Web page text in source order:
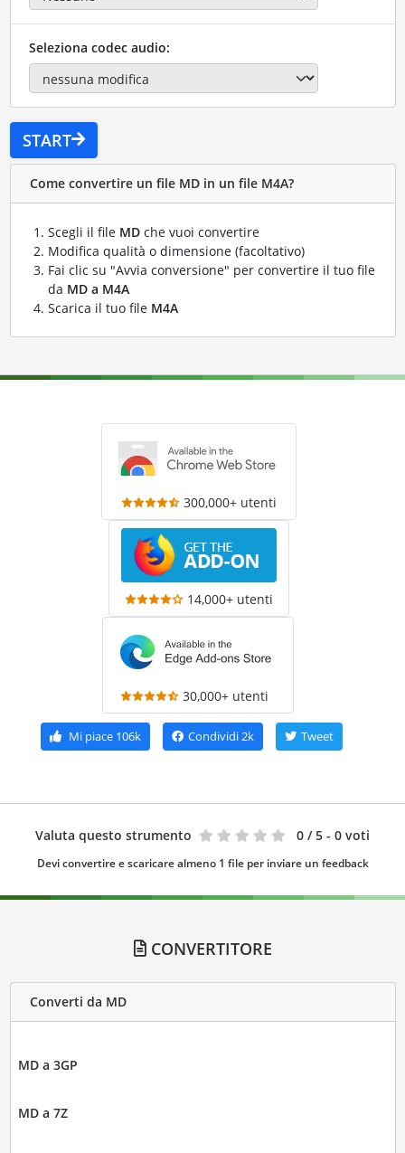
Seleziona codec audio:
START
Come convertire un file MD in un file M4A?
Scegli il file MDche vuoi convertire
Modifica qualità o dimensione (facoltativo)
Fai clic su "Avvia conversione" per convertire il tuo file
da MD a M4A
Scarica il tuo file M4A
300,000+ utenti
14,000+ utenti
30,000+ utenti
Mi piace 106k Condividi2k Tweet
Valuta questo strumento 0 / 5 - 0 voti
Devi convertire e scaricare almeno 1 file per inviare un feedback
CONVERTITORE
Converti da MD
MD a 3GP
MD a 7Z